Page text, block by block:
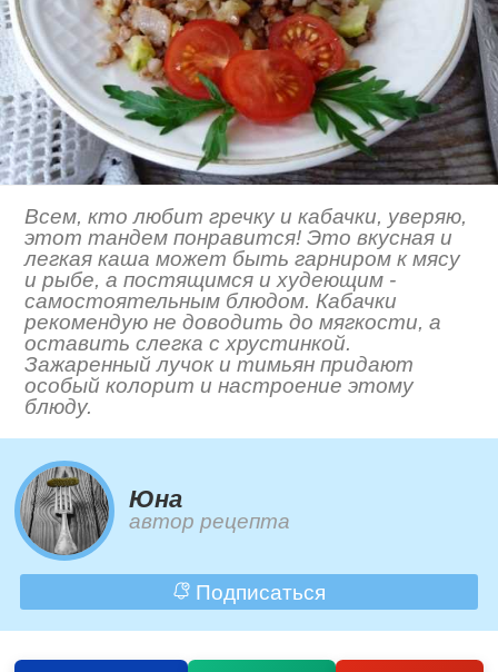
Всем, кто любит гречку и кабачки, уверяю,
этот тандем понравится! Это вкусная и
легкая каша может быть гарниром к мясу
и рыбе, а постящимся и худеющим -
самостоятельным блюдом. Кабачки
рекомендую не доводить до мягкости, а
оставить слегка с хрустинкой.
Зажаренный лучок и тимьян придают
особый колорит и настроение этому
блюду.
Юна
автор рецепта
Подписаться